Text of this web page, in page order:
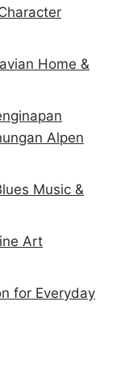
Home &
Alpen
Music &
Art
for Everyday